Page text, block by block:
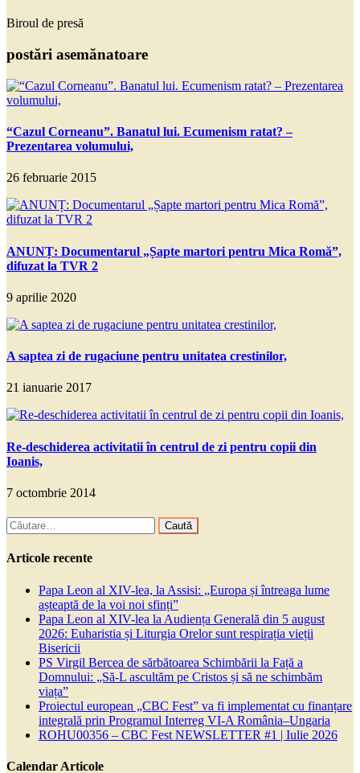
Biroul de presă
postări asemănatoare
“Cazul Corneanu”. Banatul lui. Ecumenism ratat? –
Prezentarea volumului,
26 februarie 2015
ANUNȚ: Documentarul „Șapte martori pentru Mica Romă”,
difuzat la TVR 2
9 aprilie 2020
A saptea zi de rugaciune pentru unitatea crestinilor,
21 ianuarie 2017
Re-deschiderea activitatii în centrul de zi pentru copii din
Ioanis,
7 octombrie 2014
Caută
după:
Articole recente
Papa Leon al XIV-lea, la Assisi: „Europa și întreaga lume
așteaptă de la voi noi sfinți”
Papa Leon al XIV-lea la Audiența Generală din 5 august
2026: Euharistia și Liturgia Orelor sunt respirația vieții
Bisericii
PS Virgil Bercea de sărbătoarea Schimbării la Față a
Domnului: „Să-L ascultăm pe Cristos și să ne schimbăm
viața”
Proiectul european „CBC Fest” va fi implementat cu finanțare
integrală prin Programul Interreg VI-A România–Ungaria
ROHU00356 – CBC Fest NEWSLETTER #1 | Iulie 2026
Calendar Articole